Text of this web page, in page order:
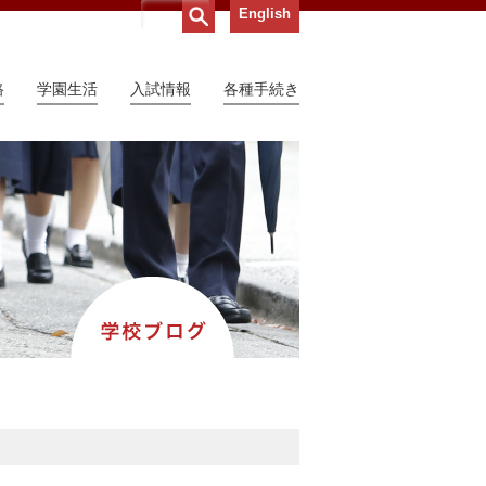
English
学園生活 入試情報 各種手続き